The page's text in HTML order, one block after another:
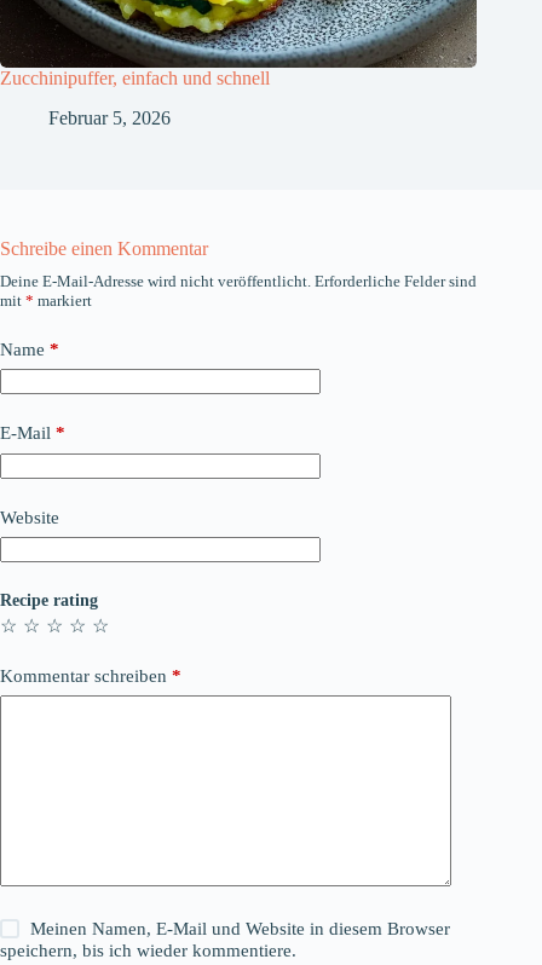
Zucchinipuffer, einfach und schnell
Februar 5, 2026
Schreibe einen Kommentar
Deine E-Mail-Adresse wird nicht veröffentlicht. Erforderliche Felder sind
mit * markiert
Name *
E-Mail *
Website
Recipe rating
☆
☆
☆
☆
☆
Kommentar schreiben *
Meinen Namen, E-Mail und Website in diesem Browser
speichern, bis ich wieder kommentiere.